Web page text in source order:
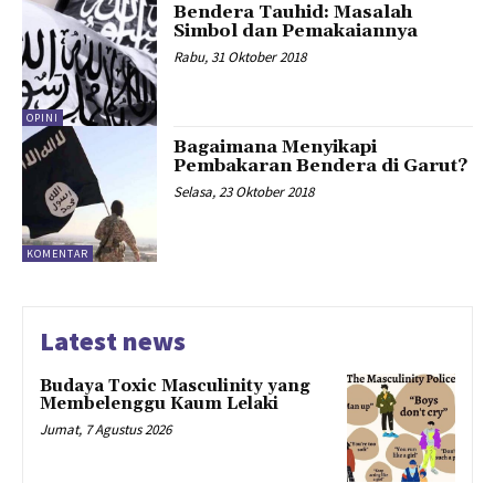
OPINI
Bendera Tauhid: Masalah
Simbol dan Pemakaiannya
Rabu, 31 Oktober 2018
KOMENTAR
Bagaimana Menyikapi
Pembakaran Bendera di Garut?
Selasa, 23 Oktober 2018
Latest news
Budaya Toxic Masculinity yang
Membelenggu Kaum Lelaki
Jumat, 7 Agustus 2026